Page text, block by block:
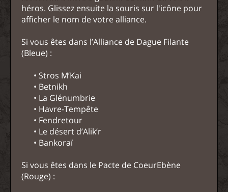
héros. Glissez ensuite la souris sur l'icône pour
afficher le nom de votre alliance.
Si vous êtes dans l’Alliance de Dague Filante
(Bleue) :
• Stros M’Kai
• Betnikh
• La Glénumbrie
• Havre-Tempête
• Fendretour
• Le désert d’Alik’r
• Bankoraï
Si vous êtes dans le Pacte de CoeurEbène
(Rouge) :